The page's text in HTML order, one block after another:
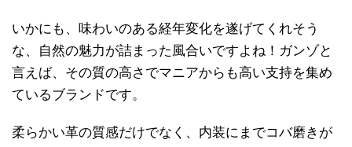
いかにも、味わいのある経年変化を遂げてくれそう
な、自然の魅力が詰まった風合いですよね！ガンゾと
言えば、その質の高さでマニアからも高い支持を集め
ているブランドです。
柔らかい革の質感だけでなく、内装にまでコバ磨きが